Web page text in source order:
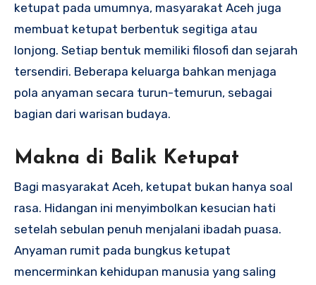
ketupat pada umumnya, masyarakat Aceh juga
membuat ketupat berbentuk segitiga atau
lonjong. Setiap bentuk memiliki filosofi dan sejarah
tersendiri. Beberapa keluarga bahkan menjaga
pola anyaman secara turun-temurun, sebagai
bagian dari warisan budaya.
Makna di Balik Ketupat
Bagi masyarakat Aceh, ketupat bukan hanya soal
rasa. Hidangan ini menyimbolkan kesucian hati
setelah sebulan penuh menjalani ibadah puasa.
Anyaman rumit pada bungkus ketupat
mencerminkan kehidupan manusia yang saling